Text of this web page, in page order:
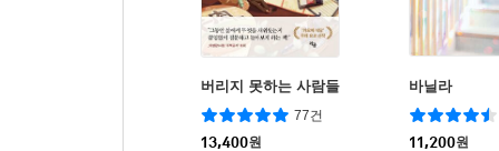
버리지 못하는 사람들
77건
13,400원
바닐라
11,200원